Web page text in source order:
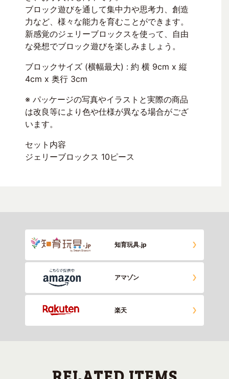
ブロック遊びを通して集中力や思考力、創造
力など、様々な能力を育むことができます。
新感覚のジェリーブロックスを使って、自由
な発想でブロック遊びを楽しみましょう。
ブロックサイズ (横幅最大) : 約 横 9cm x 縦
4cm x 奥行 3cm
※ パッケージの写真やイラストと実際の商品
は改良等により色や仕様が異なる場合がござ
います。
セット内容
ジェリーブロックス 10ピース
知育玩具.jp
アマゾン
楽天